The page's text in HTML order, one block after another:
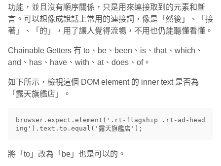
功能，並且沒有順序關係，只是用來連接取到的元素和斷
言。可以想像成說話上常用的連接詞，像是「然後」、「接
著」、「的」，用了讓人覺得流暢，不用也仍能聽懂看懂。
Chainable Getters 有 to、be、been、is、that、which、
and、has、have、with、at、does、of。
如下所示，檢視這個 DOM element 的 inner text 是否為
「露天旗艦店」。
browser.expect.element('.rt-flagship .rt-ad-head
將「to」改為「be」也是可以的。